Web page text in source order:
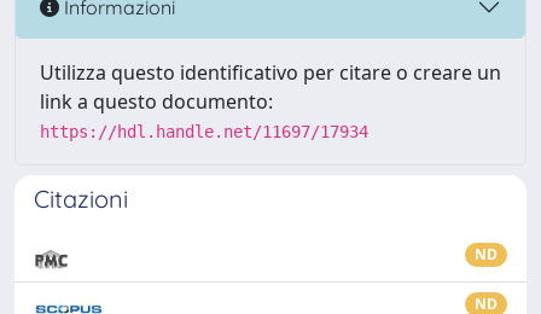
Informazioni
Utilizza questo identificativo per citare o creare un
link a questo documento:
https://hdl.handle.net/11697/17934
Citazioni
ND
ND